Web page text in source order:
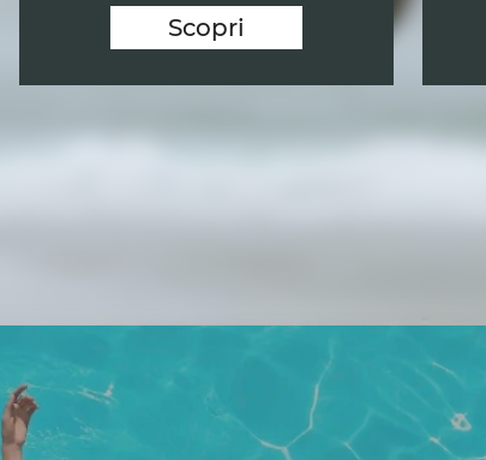
Scopri